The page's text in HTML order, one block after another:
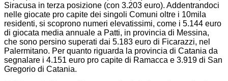
Siracusa in terza posizione (con 3.203 euro). Addentrandoci
nelle giocate pro capite dei singoli Comuni oltre i 10mila
residenti, si scoprono numeri elevatissimi, come i 5.144 euro
di giocata media annuale a Patti, in provincia di Messina,
che sono persino superati dai 5.183 euro di Ficarazzi, nel
Palermitano. Per quanto riguarda la provincia di Catania da
segnalare i 4.151 euro pro capite di Ramacca e 3.919 di San
Gregorio di Catania.